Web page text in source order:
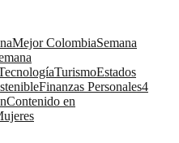
Mejor ColombiaSemana
TurismoEstados
Finanzas Personales4
Contenido en